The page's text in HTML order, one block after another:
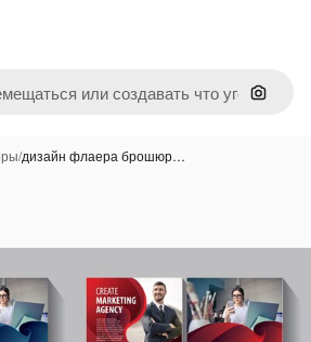
Поиск
/дизайн флаера брошюр…